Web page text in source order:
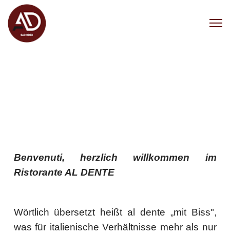
Benvenuti, herzlich willkommen im
Ristorante AL DENTE
Wörtlich übersetzt heißt al dente „mit Biss",
was für italienische Verhältnisse mehr als nur